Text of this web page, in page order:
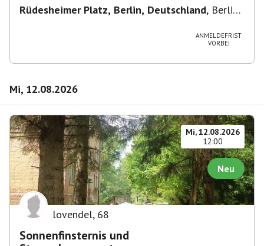
Rüdesheimer Platz, Berlin, Deutschland, Berlin-
ANMELDEFRIST
VORBEI
Mi, 12.08.2026
Mi, 12.08.2026
12:00
Neu
lovendel, 68
Sonnenfinsternis und